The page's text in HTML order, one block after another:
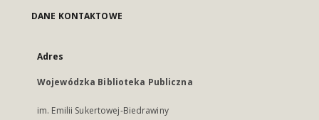
DANE KONTAKTOWE
Adres
Wojewódzka Biblioteka Publiczna
im. Emilii Sukertowej-Biedrawiny